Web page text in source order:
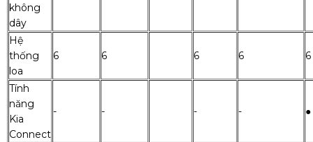
không
dây
Hệ
thống
loa
6 6 6 6 6
Tính
năng
Kia
Connect
- - - - ●